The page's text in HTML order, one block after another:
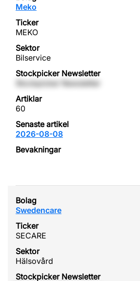
Meko
MEKO
Bilservice
Stockpicker Newsletter
60
2026-08-08
Swedencare
SECARE
Hälsovård